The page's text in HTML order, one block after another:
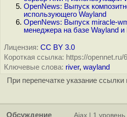
OpenNews: Выпуск
использующего Wayland
OpenNews: Выпуск miracle-
менеджера на базе Wayland и
Лицензия: CC BY 3.0
Короткая ссылка: https://opennet.ru/
Ключевые слова: river, wayland
При перепечатке указание
Обсуждение Ajax 1 уровень